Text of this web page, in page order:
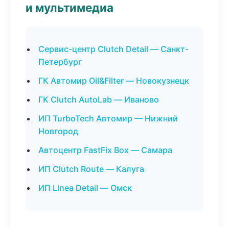
и мультимедиа
Сервис-центр Clutch Detail — Санкт-
Петербург
ГК Автомир Oil&Filter — Новокузнецк
ГК Clutch AutoLab — Иваново
ИП TurboTech Автомир — Нижний
Новгород
Автоцентр FastFix Box — Самара
ИП Clutch Route — Калуга
ИП Linea Detail — Омск